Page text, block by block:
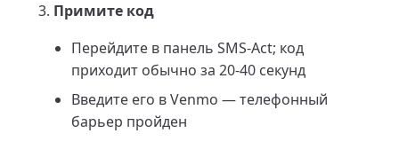
Примите код
Перейдите в панель SMS-Act; код
приходит обычно за 20-40 секунд
Введите его в Venmo — телефонный
барьер пройден